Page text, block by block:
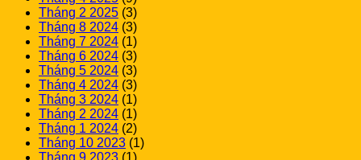
Tháng 2 2025 (3)
Tháng 8 2024 (3)
Tháng 7 2024 (1)
Tháng 6 2024 (3)
Tháng 5 2024 (3)
Tháng 4 2024 (3)
Tháng 3 2024 (1)
Tháng 2 2024 (1)
Tháng 1 2024 (2)
Tháng 10 2023 (1)